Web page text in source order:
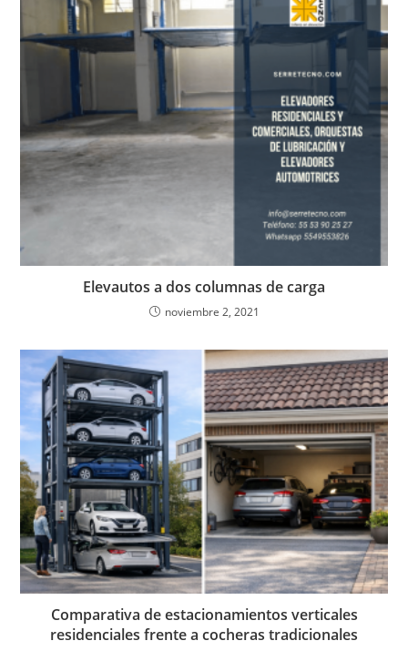
Elevautos a dos columnas de carga
noviembre 2, 2021
Comparativa de estacionamientos verticales
residenciales frente a cocheras tradicionales